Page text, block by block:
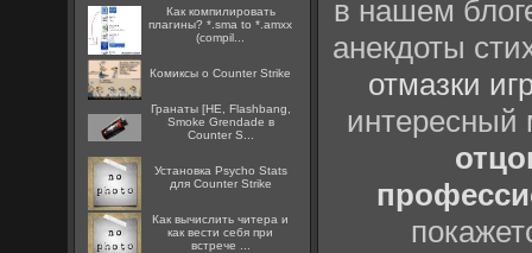
Как компилировать
плагины? *.sma to *.amxx
(compil...
Комиксы о Counter Strike
Гранаты [HE, Flashbang,
Smoke Grendade в
Counter S...
Установка Psycho Stats
для Counter Strike
Как вычислить читера и
как вести себя при
встрече ...
в нашем
анекдоты
отмазки
интересный